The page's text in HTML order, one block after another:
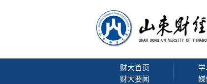
财大首页
财大要闻
学
媒